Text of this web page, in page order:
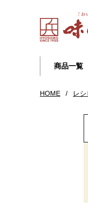
商品一覧
HOME / レ